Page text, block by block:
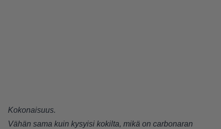
Kokonaisuus.
Vähän sama kuin kysyisi kokilta, mikä on carbonaran